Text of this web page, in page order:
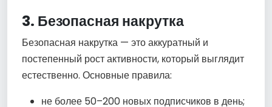
3. Безопасная накрутка
Безопасная накрутка — это аккуратный и
постепенный рост активности, который выглядит
естественно. Основные правила:
не более 50–200 новых подписчиков в день;